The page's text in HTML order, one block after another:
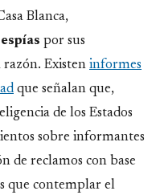
Blanca,
espías por sus
razón. Existen informes
que señalan que,
de los Estados
sobre informantes
de reclamos con base
que contemplar el